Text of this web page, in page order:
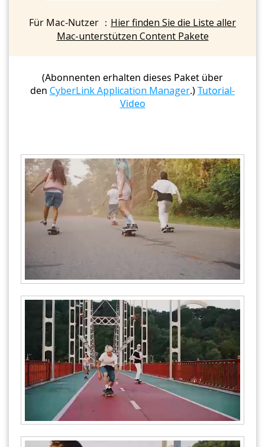
Für Mac-Nutzer ： Hier finden Sie die Liste aller
Mac-unterstützen Content Pakete
(Abonnenten erhalten dieses Paket über
den CyberLink Application Manager.)Tutorial-
Video